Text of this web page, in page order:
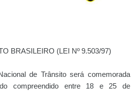
BRASILEIRO (LEI Nº 9.503/97)
de Trânsito será comemorada
compreendido entre 18 e 25 de